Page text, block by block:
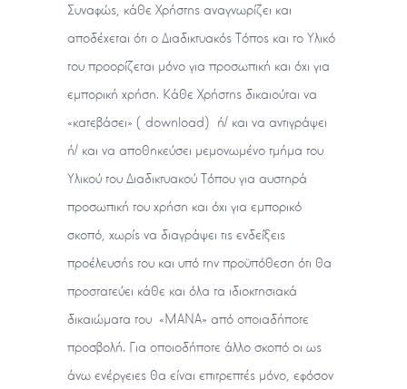
Συναφώς, κάθε Χρήστης αναγνωρίζει και
αποδέχεται ότι ο Διαδικτυακός Τόπος και το Υλικό
του προορίζεται μόνο για προσωπική και όχι για
εμπορική χρήση. Κάθε Χρήστης δικαιούται να
«κατεβάσει» (download) ή/ και να αντιγράψει
ή/ και να αποθηκεύσει μεμονωμένο τμήμα του
Υλικού του Διαδικτυακού Τόπου για αυστηρά
προσωπική του χρήση και όχι για εμπορικό
σκοπό, χωρίς να διαγράψει τις ενδείξεις
προέλευσής του και υπό την προϋπόθεση ότι θα
προστατεύει κάθε και όλα τα ιδιοκτησιακά
δικαιώματα του «ΜΑΝΑ» από οποιαδήποτε
προσβολή. Για οποιοδήποτε άλλο σκοπό οι ως
άνω ενέργειες θα είναι επιτρεπτές μόνο, εφόσον